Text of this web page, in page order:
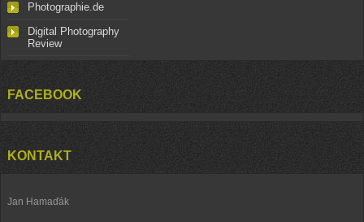
Photographie.de
Digital Photography
Review
FACEBOOK
KONTAKT
Jan Hamaďák